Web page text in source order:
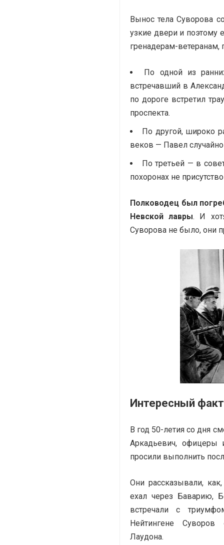
Вынос тела Суворова
узкие двери и поэтому
гренадерам-
По одной из
встречавший в
по дороге встретил
проспекта.
По другой, широко
веков — Павел
По третьей — в
похоронах не
Полководец был
Невской лавры. И
Суворова не было, они
Интересный факт
В год 50-летия со дня
Аркадьевич, офицеры
просили выполнить
Они рассказывали,
ехал через Баварию,
встречали с
Нейтингене Суворов
Лаудона.